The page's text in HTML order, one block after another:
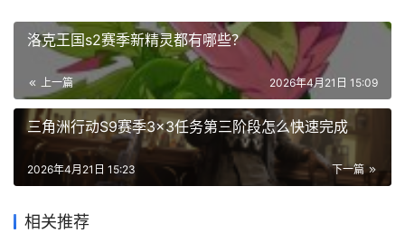
洛克王国s2赛季新精灵都有哪些？
上一篇 2026年4月21日 15:09
三角洲行动S9赛季3×3任务第三阶段怎么快速完成
下一篇
2026年4月21日 15:23
相关推荐